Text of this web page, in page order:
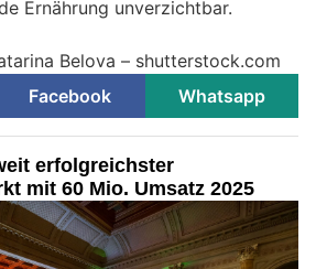
Ernährung unverzichtbar.
Belova – shutterstock.com
Facebook Whatsapp
erfolgreichster
mit 60 Mio. Umsatz 2025